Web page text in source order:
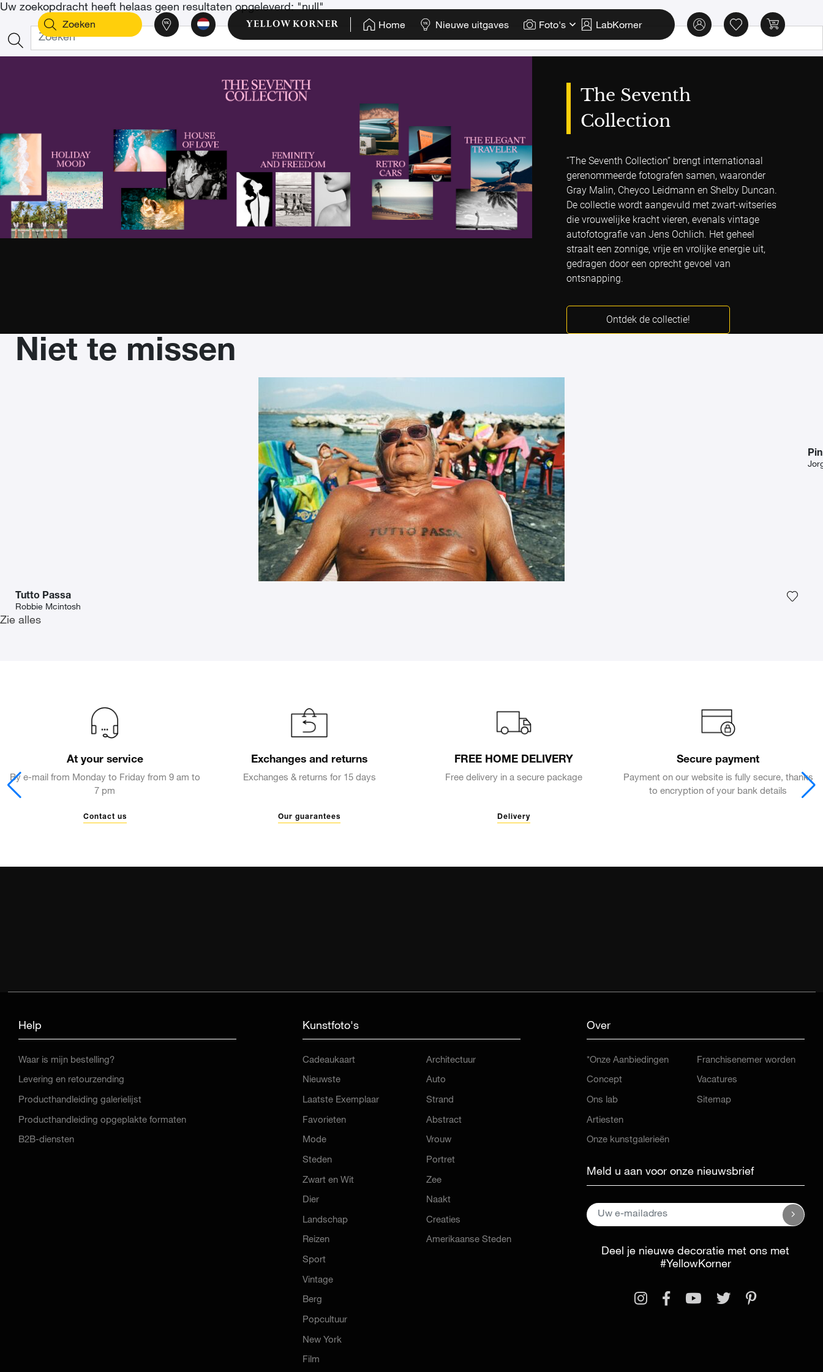
Home Nieuwe uitgaves Foto's LabKorner
Uw zoekopdracht heeft helaas geen resultaten opgeleverd: "null"
The Seventh
Collection
“The Seventh Collection” brengt internationaal
gerenommeerde fotografen samen, waaronder
Gray Malin, Cheyco Leidmann en Shelby Duncan.
De collectie wordt aangevuld met zwart-witseries
die vrouwelijke kracht vieren, evenals vintage
autofotografie van Jens Ochlich. Het geheel
straalt een zonnige, vrije en vrolijke energie uit,
gedragen door een oprecht gevoel van
ontsnapping.
Ontdek de collectie!
Niet te missen
Tutto Passa
Robbie Mcintosh
Zie alles
At your service
By e-mail from Monday to Friday from 9 am to
7 pm
Contact us
Exchanges and returns
Exchanges & returns for 15 days
Our guarantees
FREE HOME DELIVERY
Free delivery in a secure package
Delivery
Secure payment
Payment on our website is fully secure, thanks
to encryption of your bank details
Help
Waar is mijn bestelling?
Levering en retourzending
Producthandleiding galerielijst
Producthandleiding opgeplakte formaten
B2B-diensten
Kunstfoto's
Cadeaukaart
Nieuwste
Laatste Exemplaar
Favorieten
Mode
Steden
Zwart en Wit
Dier
Landschap
Reizen
Sport
Architectuur
Auto
Strand
Abstract
Vrouw
Portret
Zee
Naakt
Creaties
Amerikaanse Steden
Vintage
Berg
Popcultuur
New York
Film
Over
*Onze Aanbiedingen
Concept
Ons lab
Artiesten
Onze kunstgalerieën
Franchisenemer worden
Vacatures
Sitemap
Meld u aan voor onze nieuwsbrief
Deel je nieuwe decoratie met ons met
#YellowKorner